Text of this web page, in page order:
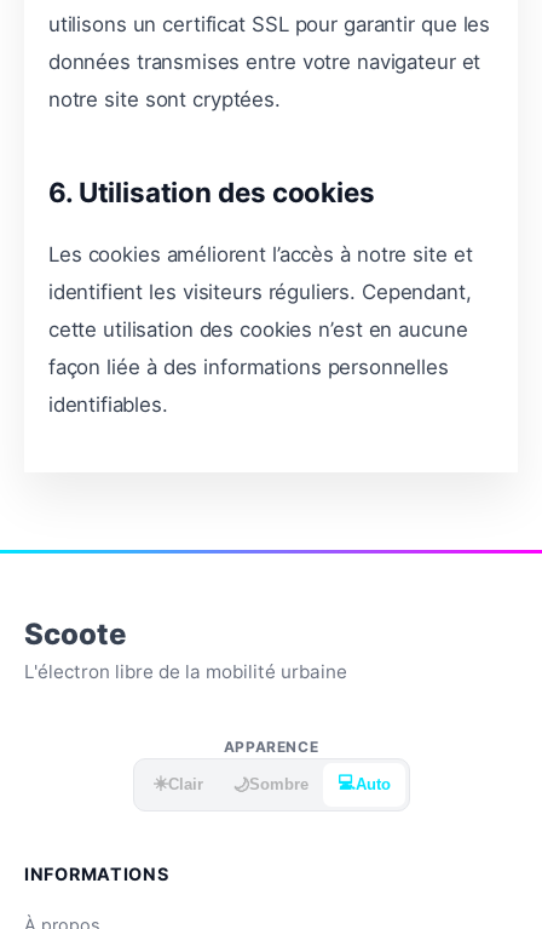
utilisons un certificat SSL pour garantir que les
données transmises entre votre navigateur et
notre site sont cryptées.
6. Utilisation des cookies
Les cookies améliorent l’accès à notre site et
identifient les visiteurs réguliers. Cependant,
cette utilisation des cookies n’est en aucune
façon liée à des informations personnelles
identifiables.
Scoote
L'électron libre de la mobilité urbaine
APPARENCE
☀️Clair 🌙Sombre 💻Auto
INFORMATIONS
À propos